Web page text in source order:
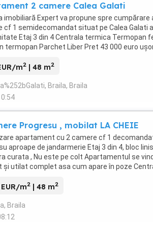
2 camere Calea Galati
imobiliară Expert va propune spre
cf 1 semidecomandat situat pe Calea Galati
Etaj 3 din 4 Centrala termica Termopan
termopan Parchet Liber Pret 43 000 euro
m2 | 48 m2
Braila, Braila
Progresu , mobilat LA CHEIE
apartament cu 2 camere cf 1
aproape de jandarmerie Etaj 3 din 4, bloc
curata , Nu este pe colt Apartamentul se
și utilat complet asa cum apare în poze
EUR/m2 | 48 m2
Braila